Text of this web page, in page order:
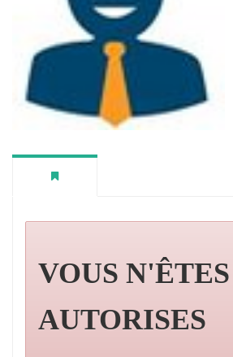
VOUS N'ÊTES
AUTORISES